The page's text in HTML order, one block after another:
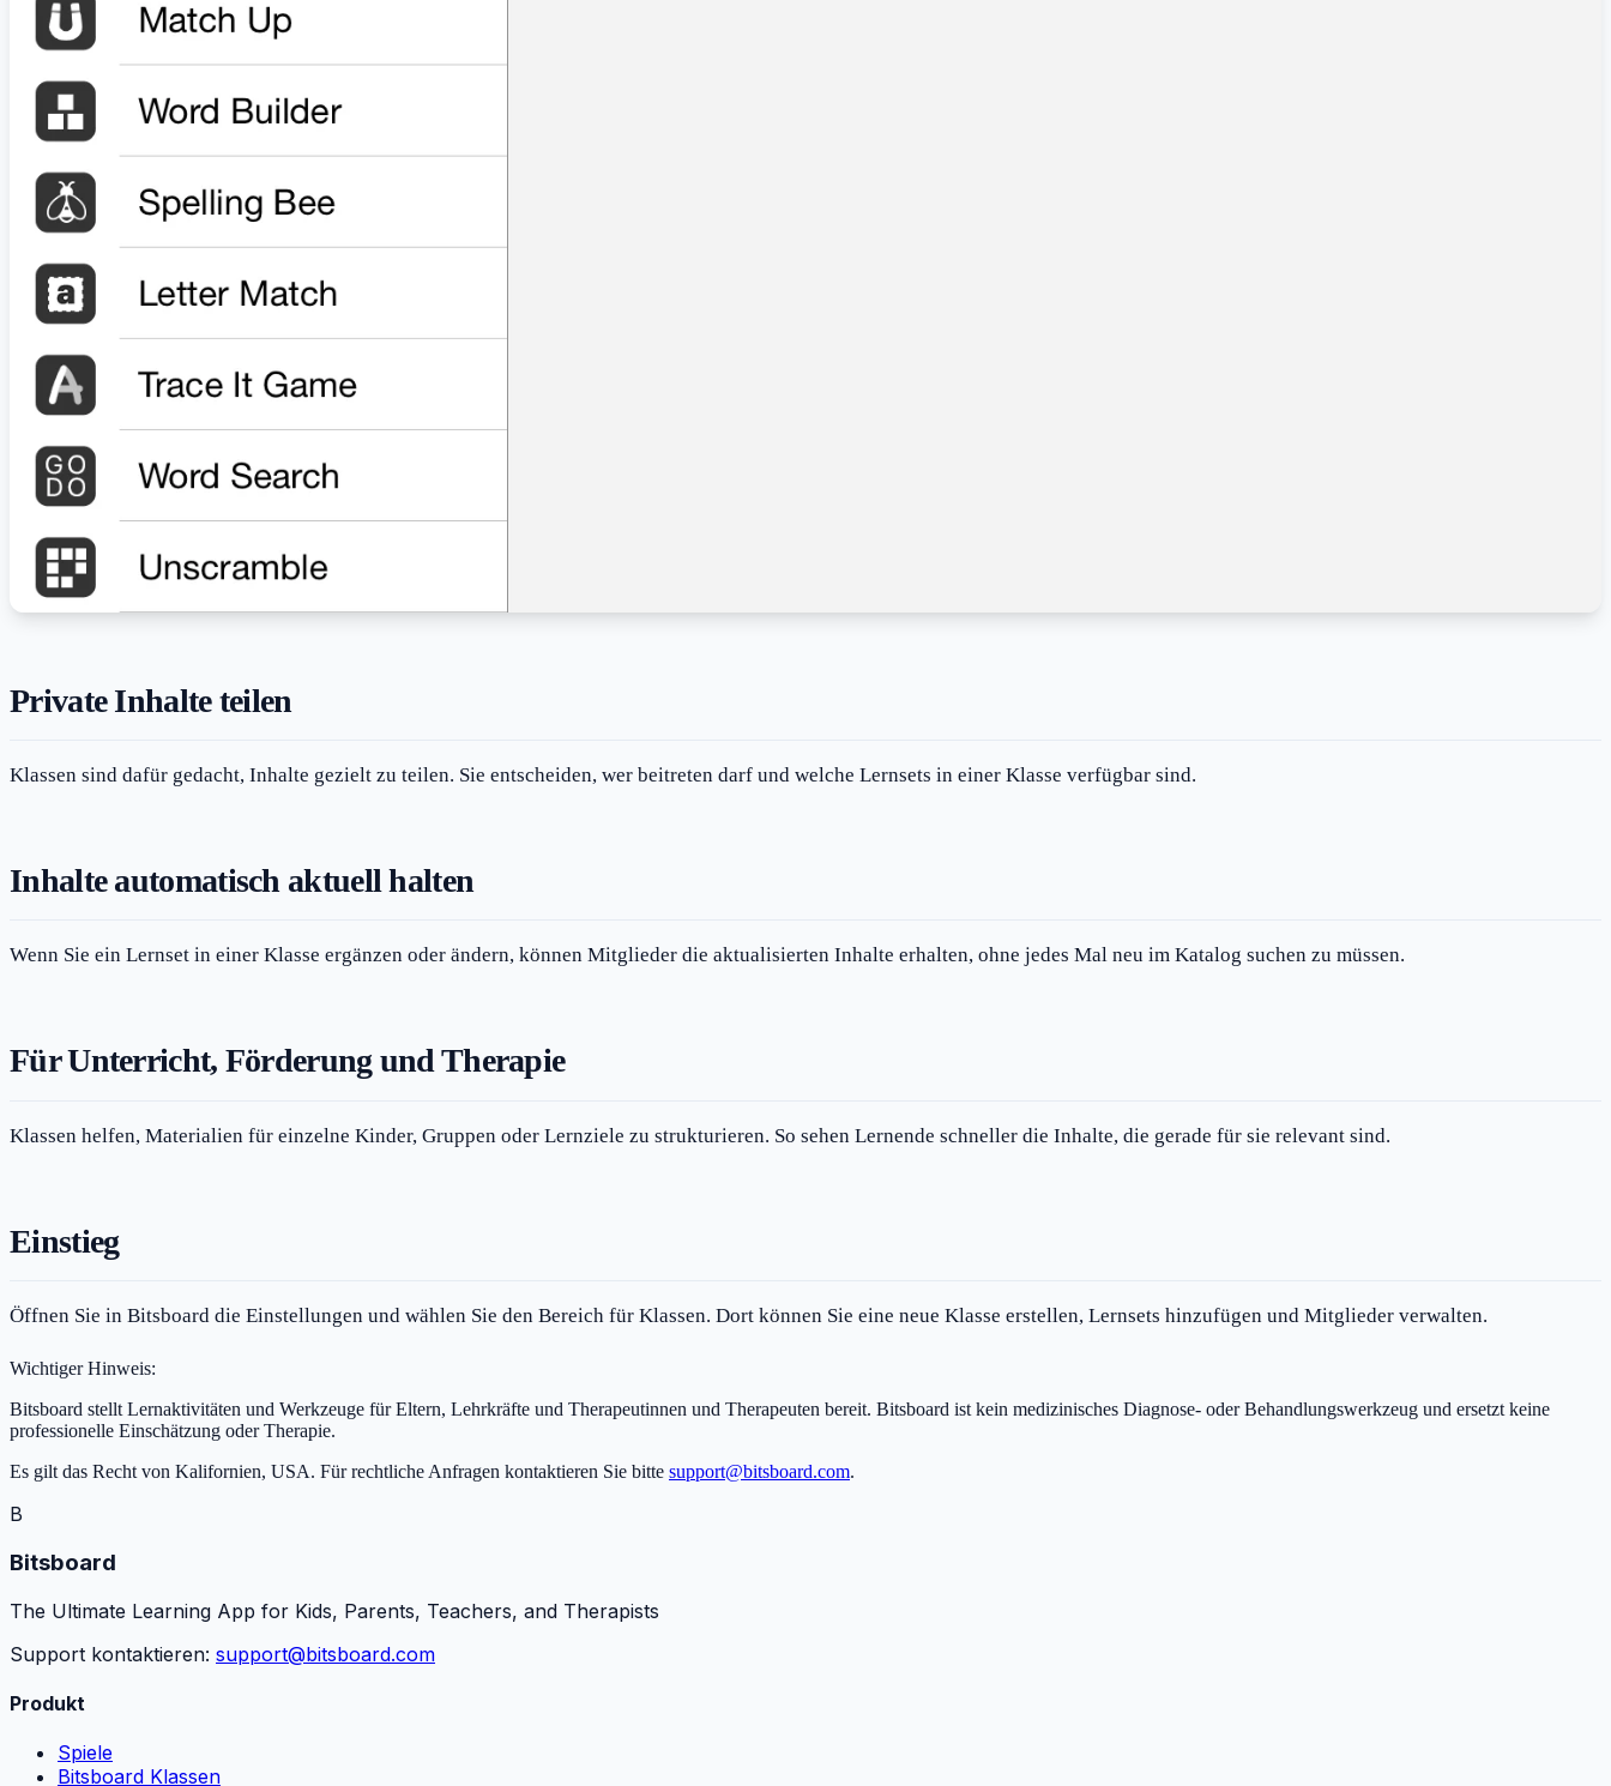
Private Inhalte teilen
Klassen sind dafür gedacht, Inhalte gezielt zu teilen. Sie entscheiden, wer beitreten darf und welche Lernsets in einer Klasse verfügbar sind.
Inhalte automatisch aktuell halten
Wenn Sie ein Lernset in einer Klasse ergänzen oder ändern, können Mitglieder die aktualisierten Inhalte erhalten, ohne jedes Mal neu im Katalog suchen zu müssen.
Für Unterricht, Förderung und Therapie
Klassen helfen, Materialien für einzelne Kinder, Gruppen oder Lernziele zu strukturieren. So sehen Lernende schneller die Inhalte, die gerade für sie relevant sind.
Einstieg
Öffnen Sie in Bitsboard die Einstellungen und wählen Sie den Bereich für Klassen. Dort können Sie eine neue Klasse erstellen, Lernsets hinzufügen und Mitglieder verwalten.
Wichtiger Hinweis:
Bitsboard stellt Lernaktivitäten und Werkzeuge für Eltern, Lehrkräfte und Therapeutinnen und Therapeuten bereit. Bitsboard ist kein medizinisches Diagnose- oder Behandlungswerkzeug und ersetzt keine
professionelle Einschätzung oder Therapie.
Es gilt das Recht von Kalifornien, USA. Für rechtliche Anfragen kontaktieren Sie bitte support@bitsboard.com.
B
Bitsboard
The Ultimate Learning App for Kids, Parents, Teachers, and Therapists
Support kontaktieren: support@bitsboard.com
Produkt
Spiele
Bitsboard Klassen